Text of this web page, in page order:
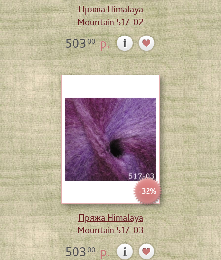
Пряжа Himalaya
Mountain 517-02
50300р.
-32%
Пряжа Himalaya
Mountain 517-03
50300р.